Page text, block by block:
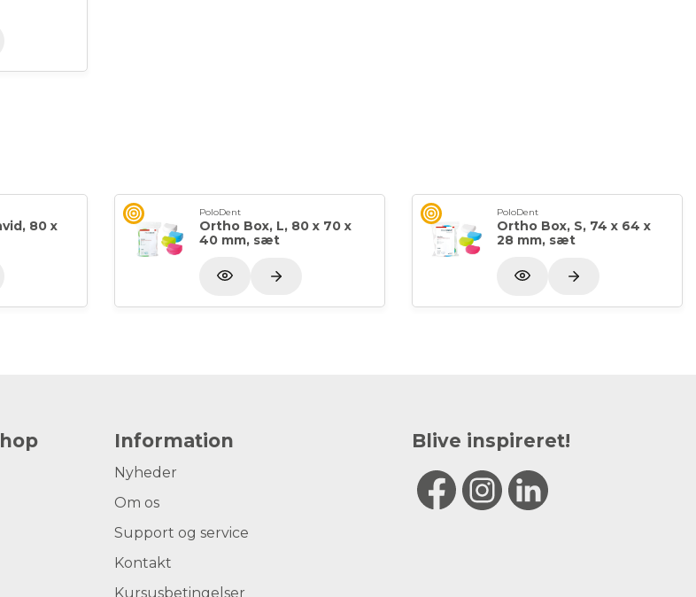
80 x
PoloDent
Ortho Box, L, 80 x 70 x
40 mm, sæt
PoloDent
Ortho Box, S, 74 x 64 x
28 mm, sæt
Information
Nyheder
Om os
Support og service
Kontakt
Kursusbetingelser
Blive inspireret!